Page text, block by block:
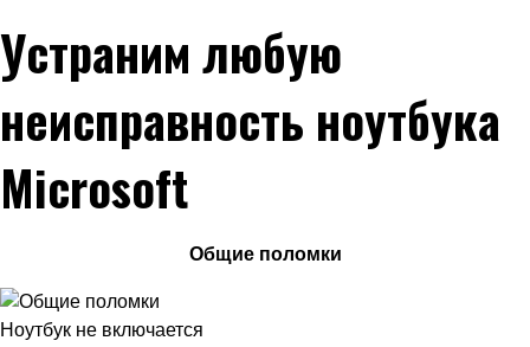
Устраним любую
неисправность ноутбука
Microsoft
Общие поломки
Ноутбук не включается